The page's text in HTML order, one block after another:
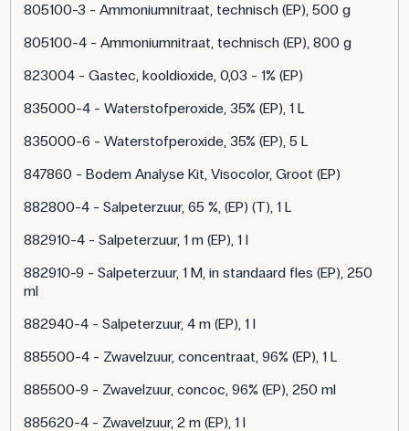
805100-3 - Ammoniumnitraat, technisch (EP), 500 g
805100-4 - Ammoniumnitraat, technisch (EP), 800 g
823004 - Gastec, kooldioxide, 0,03 - 1% (EP)
835000-4 - Waterstofperoxide, 35% (EP), 1 L
835000-6 - Waterstofperoxide, 35% (EP), 5 L
847860 - Bodem Analyse Kit, Visocolor, Groot (EP)
882800-4 - Salpeterzuur, 65 %, (EP) (T), 1 L
882910-4 - Salpeterzuur, 1 m (EP), 1 l
882910-9 - Salpeterzuur, 1 M, in standaard fles (EP), 250
ml
882940-4 - Salpeterzuur, 4 m (EP), 1 l
885500-4 - Zwavelzuur, concentraat, 96% (EP), 1 L
885500-9 - Zwavelzuur, concoc, 96% (EP), 250 ml
885620-4 - Zwavelzuur, 2 m (EP), 1 l